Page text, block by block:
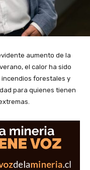
aumento de la
el calor ha sido
forestales y
para quienes tienen